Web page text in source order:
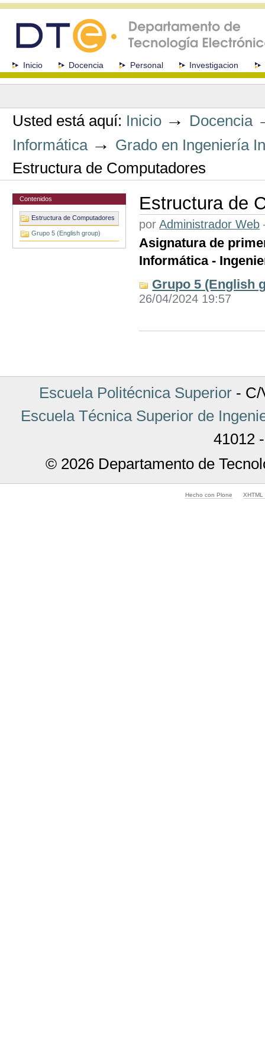
navegación
SeccionesInicio Docencia Personal Investigacion
Herramientas
Usted está aquí: Inicio → Docencia
Informática → Grado en Ingeniería
Estructura de Computadores
Contenidos
Estructura de Computadores
Grupo 5 (English group)
Estructura de
porAdministrador Web
Asignatura de
Informática -
Grupo 5 (English
26/04/2024 19:57
Escuela Politécnica Superior- C/
Escuela Técnica Superior de
41012
© 2026 Departamento de
Hecho con Plone XHTML